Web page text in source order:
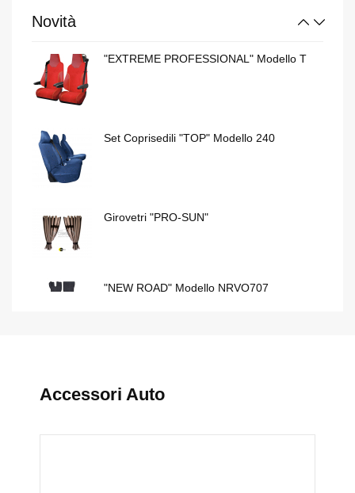
Accessori Auto
Novità
"EXTREME PROFESSIONAL" Modello T
Set Coprisedili "TOP" Modello 240
Girovetri "PRO-SUN"
"NEW ROAD" Modello NRVO707